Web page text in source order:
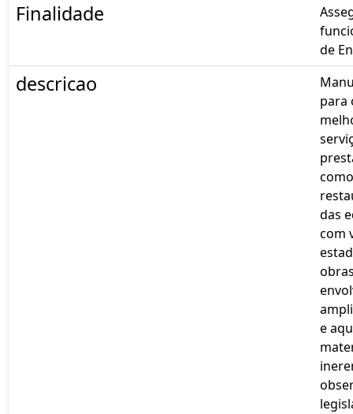
Finalidade
de
descricao
para
como
das
com
e